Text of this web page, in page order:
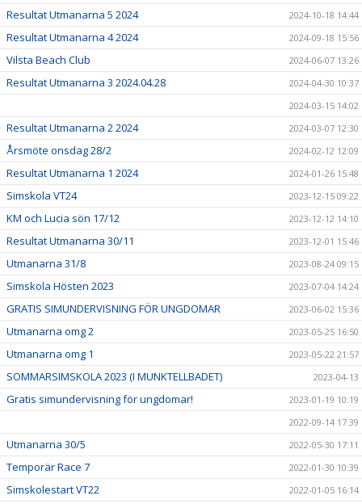
Resultat Utmanarna 5 2024 2024-10-18 14:44
Resultat Utmanarna 4 2024 2024-09-18 15:56
Vilsta Beach Club 2024-06-07 13:26
Resultat Utmanarna 3 2024.04.28
2024-04-30 10:37
2024-03-15 14:02
Resultat Utmanarna 2 2024 2024-03-07 12:30
Årsmöte onsdag 28/2 2024-02-12 12:09
Resultat Utmanarna 1 2024 2024-01-26 15:48
Simskola VT24 2023-12-15 09:22
KM och Lucia sön 17/12 2023-12-12 14:10
Resultat Utmanarna 30/11 2023-12-01 15:46
Utmanarna 31/8 2023-08-24 09:15
Simskola Hösten 2023 2023-07-04 14:24
GRATIS SIMUNDERVISNING FÖR UNGDOMAR 2023-06-02 15:36
Utmanarna omg 2 2023-05-25 16:50
Utmanarna omg 1 2023-05-22 21:57
SOMMARSIMSKOLA 2023 (I MUNKTELLBADET) 2023-04-13
Gratis simundervisning för ungdomar!
2023-01-19 10:19
2022-09-14 17:39
Utmanarna 30/5 2022-05-30 17:11
Temporär Race 7 2022-01-30 10:39
Simskolestart VT22 2022-01-05 16:14